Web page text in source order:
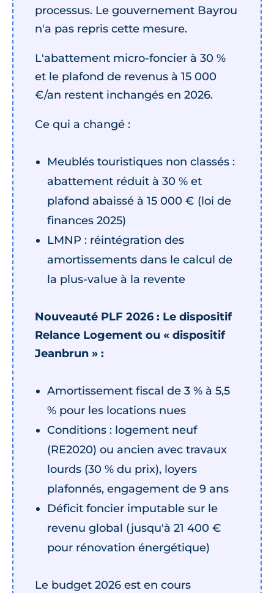
processus. Le gouvernement Bayrou
n'a pas repris cette mesure.
L'abattement micro-foncier à 30 %
et le plafond de revenus à 15 000
€/an restent inchangés en 2026.
Ce qui a changé :
Meublés touristiques non classés :
abattement réduit à 30 % et
plafond abaissé à 15 000 € (loi de
finances 2025)
LMNP : réintégration des
amortissements dans le calcul de
la plus-value à la revente
Nouveauté PLF 2026 : Le dispositif
Relance Logement ou « dispositif
Jeanbrun » :
Amortissement fiscal de 3 % à 5,5
% pour les locations nues
Conditions : logement neuf
(RE2020) ou ancien avec travaux
lourds (30 % du prix), loyers
plafonnés, engagement de 9 ans
Déficit foncier imputable sur le
revenu global (jusqu'à 21 400 €
pour rénovation énergétique)
Le budget 2026 est en cours